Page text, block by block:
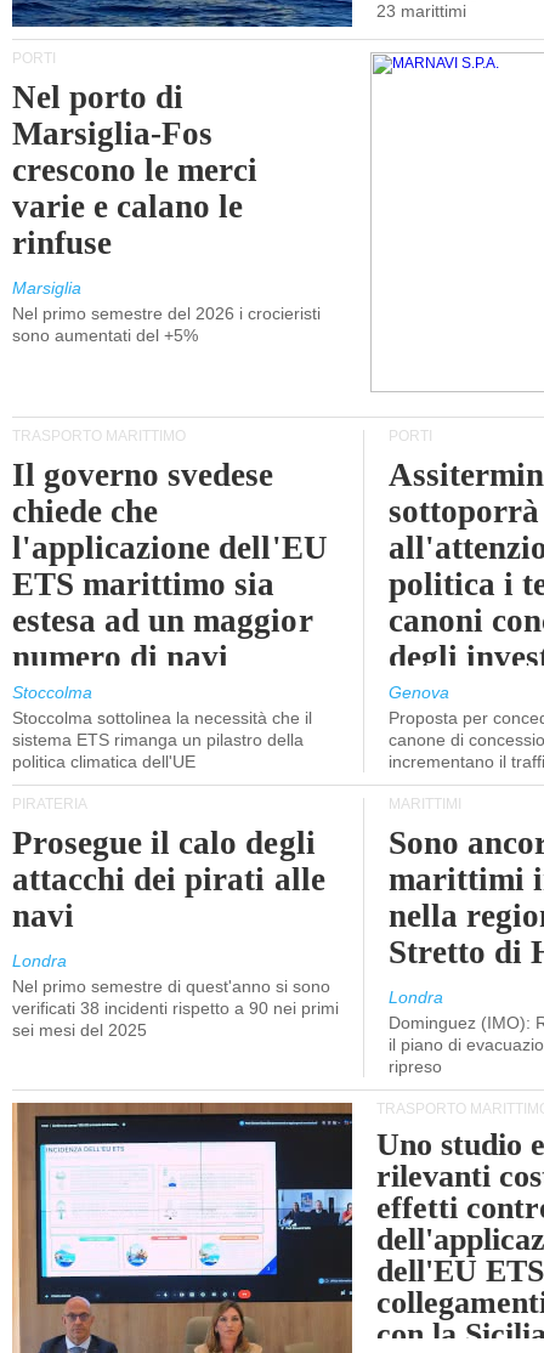
23 marittimi
PORTI
Nel porto di
Marsiglia-Fos
crescono le merci
varie e calano le
rinfuse
Marsiglia
Nel primo semestre del 2026 i crocieristi
sono aumentati del +5%
TRASPORTO MARITTIMO
Il governo svedese
chiede che
l'applicazione dell'EU
ETS marittimo sia
estesa ad un maggior
numero di navi
Stoccolma
Stoccolma sottolinea la necessità che il
sistema ETS rimanga un pilastro della
politica climatica dell'UE
PORTI
sottoporrà
politica i
canoni
degli
Genova
Proposta per
canone di
incrementano il
PIRATERIA
Prosegue il calo degli
attacchi dei pirati alle
navi
Londra
Nel primo semestre di quest'anno si sono
verificati 38 incidenti rispetto a 90 nei primi
sei mesi del 2025
MARITTIMI
Sono
marittimi
nella
Stretto di
Londra
Dominguez (IMO):
il piano di
ripreso
TRASPORTO
Uno studio
rilevanti
effetti
dell'EU
con la